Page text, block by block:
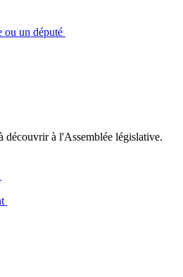
ou un député
découvrir à l'Assemblée législative.